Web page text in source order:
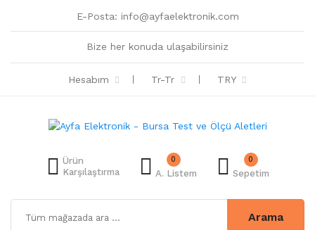
E-Posta: info@ayfaelektronik.com
Bize her konuda ulaşabilirsiniz
Hesabım Tr-Tr TRY
Ürün
Karşılaştırma
A. Listem
0 0
Sepetim
Arama